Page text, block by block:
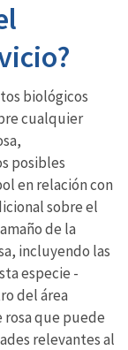
biológicos
cualquier
posibles
en relación con
sobre el
de la
incluyendo las
especie -
del área
rosa que puede
relevantes al